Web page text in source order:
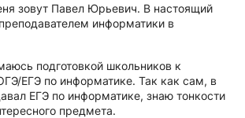
зовут Павел Юрьевич. В настоящий
информатики в
подготовкой школьников к
ЕГЭ по информатике. Так как сам, в
ЕГЭ по информатике, знаю тонкости
предмета.